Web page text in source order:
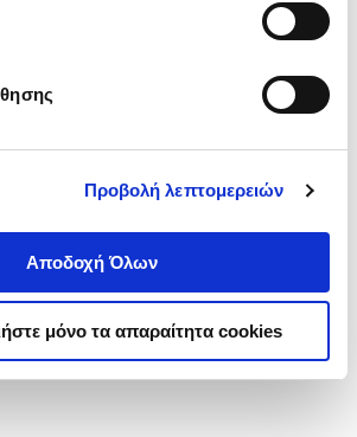
Προβολή λεπτομερειών
Αποδοχή Όλων
μόνο τα απαραίτητα cookies